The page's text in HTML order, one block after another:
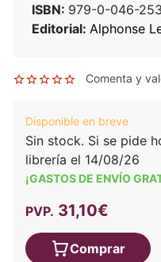
ISBN: 979-0-046-
Editorial: Alphonse
Comenta y
Disponible en breve
Sin stock. Si se pide
librería el 14/08/26
¡GASTOS DE ENVÍO
PVP. 31,10€
Comprar